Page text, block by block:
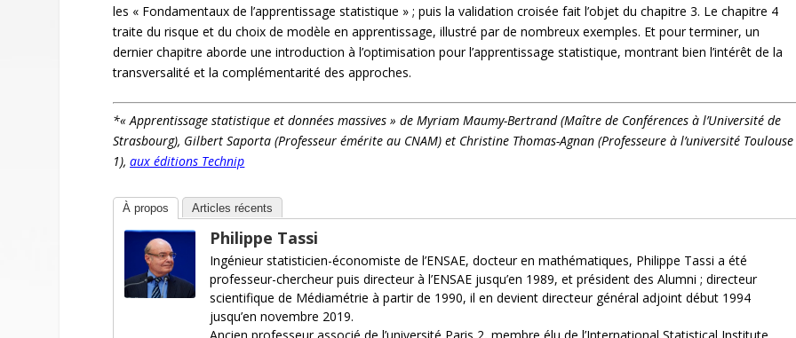
les « Fondamentaux de l’apprentissage statistique » ; puis la validation croisée fait l’objet du chapitre 3. Le chapitre 4
traite du risque et du choix de modèle en apprentissage, illustré par de nombreux exemples. Et pour terminer, un
dernier chapitre aborde une introduction à l’optimisation pour l’apprentissage statistique, montrant bien l’intérêt de la
transversalité et la complémentarité des approches.
*« Apprentissage statistique et données massives » de Myriam Maumy-Bertrand (Maître de Conférences à l’Université de
Strasbourg), Gilbert Saporta (Professeur émérite au CNAM) et Christine Thomas-Agnan (Professeure à l’université Toulouse
1),aux éditions Technip
À propos Articles récents
Philippe Tassi
Ingénieur statisticien-économiste de l’ENSAE, docteur en mathématiques, Philippe Tassi a été
professeur-chercheur puis directeur à l’ENSAE jusqu’en 1989, et président des Alumni ; directeur
scientifique de Médiamétrie à partir de 1990, il en devient directeur général adjoint début 1994
jusqu’en novembre 2019.